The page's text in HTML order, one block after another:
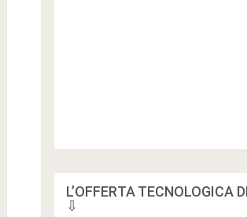
L’OFFERTA TECNOLOGICA
⇩